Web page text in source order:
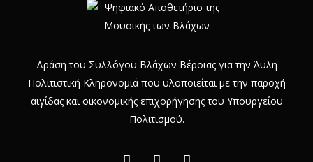
Δράση του Συλλόγου Βλάχων Βέροιας για την Άυλη
Πολιτιστική Κληρονομιά που υλοποιείται με την παροχή
αιγίδας και οικονομικής επιχορήγησης του Υπουργείου
Πολιτισμού.